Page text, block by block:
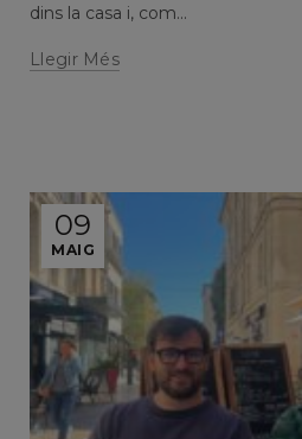
dins la casa i, com...
Llegir Més
09
MAIG